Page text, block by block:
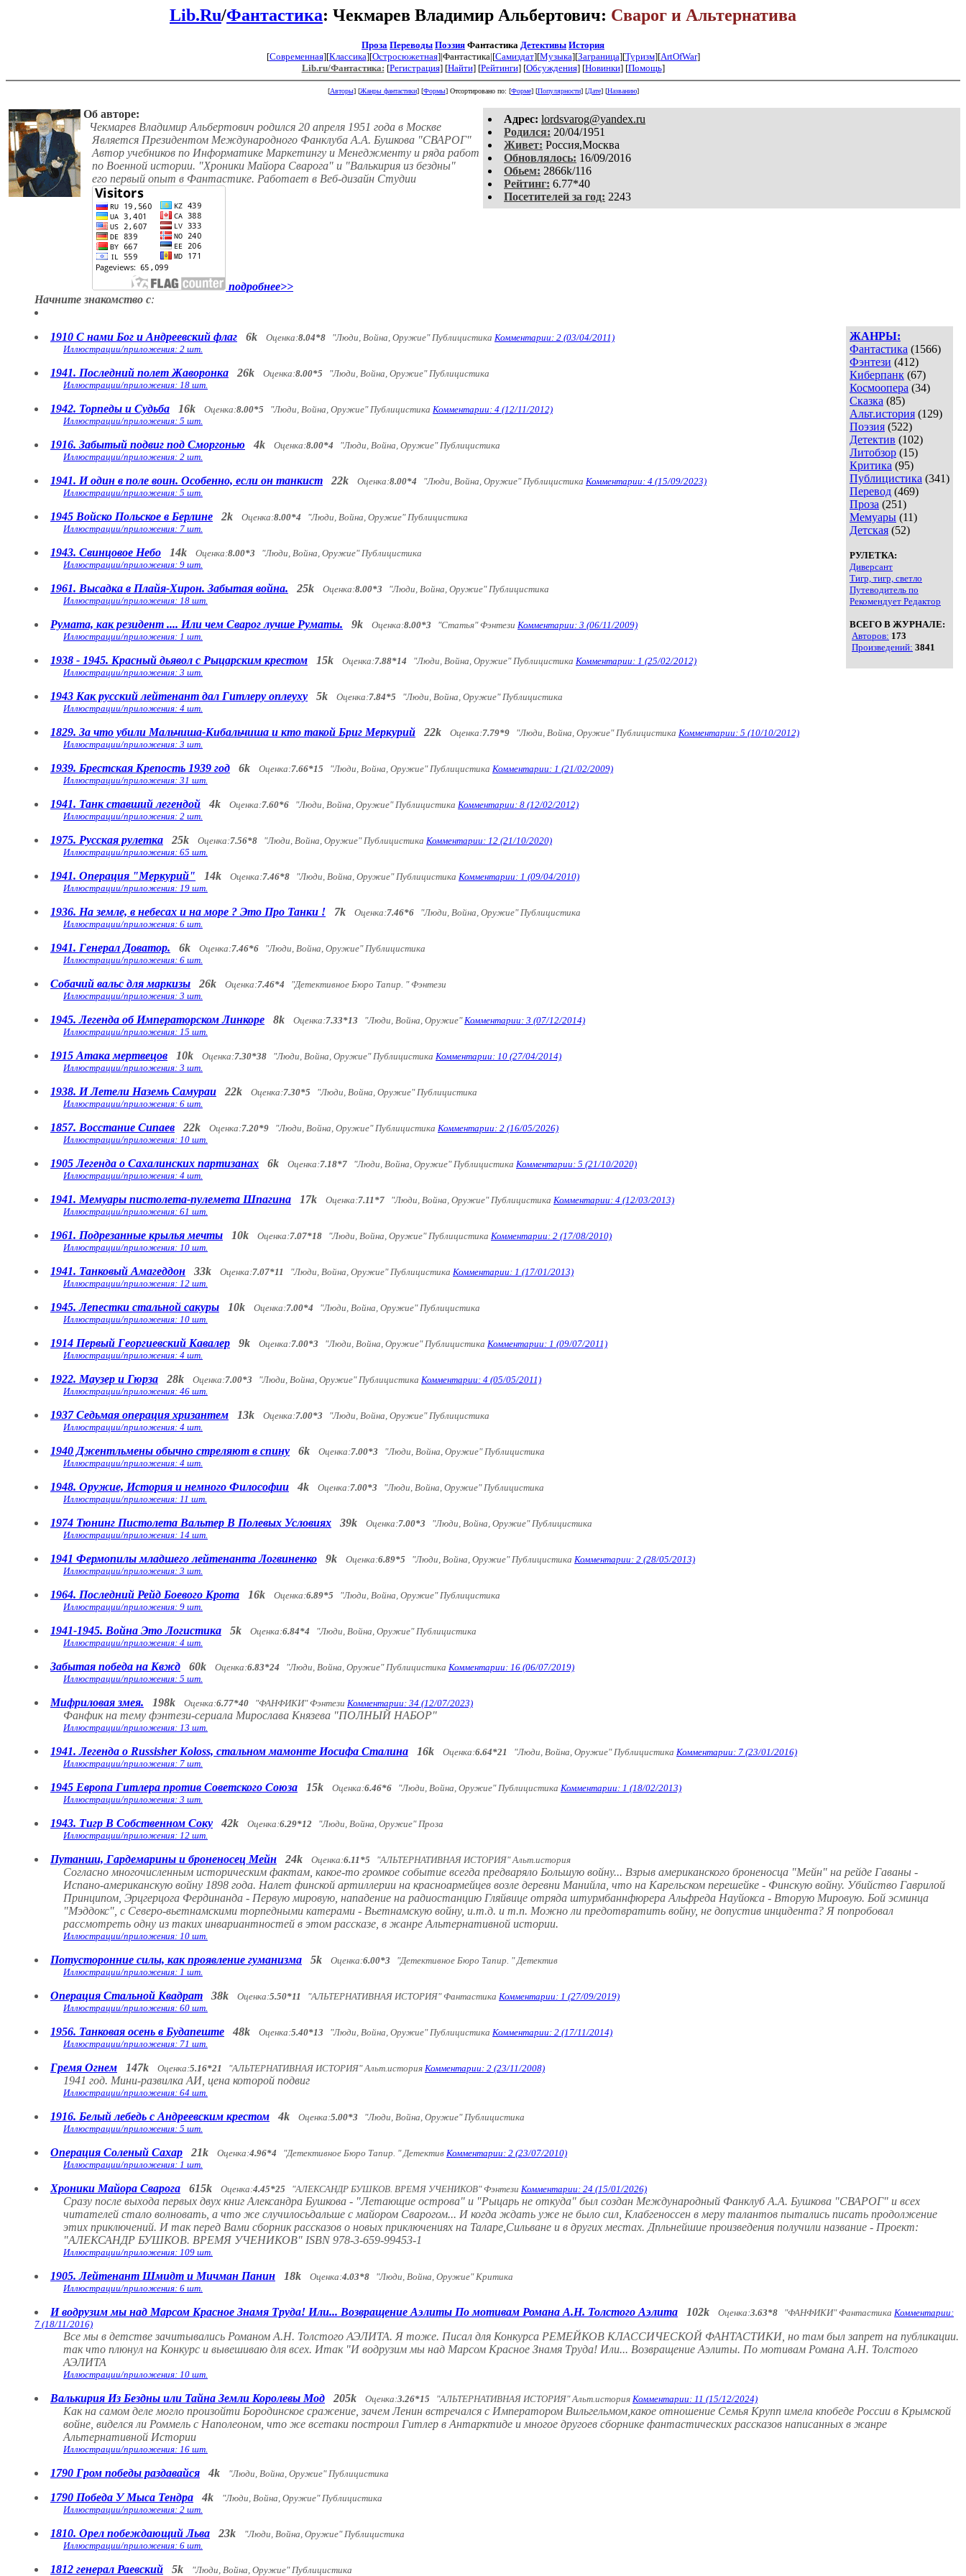
Lib.Ru/Фантастика: Чекмарев Владимир Альбертович: Сварог и Альтернатива
Проза Переводы Поэзия Фантастика Детективы История
[Современная][Классика][Остросюжетная]|Фантастика|[Самиздат][Музыка][Заграница][Туризм][ArtOfWar]
Lib.ru/Фантастика: [Регистрация] [Найти] [Рейтинги] [Обсуждения] [Новинки] [Помощь]
[Авторы] [Жанры фантастики] [Формы] Отсортировано по: [Форме] [Популярности] [Дате] [Названию]
Aдpeс: lordsvarog@yandex.ru
Родился: 20/04/1951
Живет: Россия,Москва
Обновлялось: 16/09/2016
Обьем: 2866k/116
Рейтинг: 6.77*40
Посетителей за год: 2243
Об авторе:
Чекмарев Владимир Альбертович родился 20 апреля 1951 года в Москве
Является Президентом Международного Фанклуба А.А. Бушкова "СВАРОГ"
Автор учебников по Информатике Маркетингу и Менеджменту и ряда работ
по Военной истории. "Хроники Майора Сварога" и "Валькирия из бездны"
его первый опыт в Фантастике. Работает в Веб-дизайн Студии
подробнее>>
Начните знакомство с:
ЖАНРЫ:
Фантастика (1566)
Фэнтези (412)
Киберпанк (67)
Космоопера (34)
Сказка (85)
Альт.история (129)
Поэзия (522)
Детектив (102)
Литобзор (15)
Критика (95)
Публицистика (341)
Перевод (469)
Проза (251)
Мемуары (11)
Детская (52)
РУЛЕТКА:
Диверсант
Тигр, тигр, светло
Путеводитель по
Рекомендует Редактор
ВСЕГО В ЖУРНАЛЕ:
Авторов: 173
Произведений: 3841
1910 С нами Бог и Андреевский флаг 6k Оценка:8.04*8 "Люди, Война, Оружие" Публицистика Комментарии: 2 (03/04/2011)
Иллюстрации/приложения: 2 шт.
1941. Последний полет Жаворонка 26k Оценка:8.00*5 "Люди, Война, Оружие" Публицистика
Иллюстрации/приложения: 18 шт.
1942. Торпеды и Судьба 16k Оценка:8.00*5 "Люди, Война, Оружие" Публицистика Комментарии: 4 (12/11/2012)
Иллюстрации/приложения: 5 шт.
1916. Забытый подвиг под Сморгонью 4k Оценка:8.00*4 "Люди, Война, Оружие" Публицистика
Иллюстрации/приложения: 2 шт.
1941. И один в поле воин. Особенно, если он танкист 22k Оценка:8.00*4 "Люди, Война, Оружие" Публицистика Комментарии: 4 (15/09/2023)
Иллюстрации/приложения: 5 шт.
1945 Войско Польское в Берлине 2k Оценка:8.00*4 "Люди, Война, Оружие" Публицистика
Иллюстрации/приложения: 7 шт.
1943. Свинцовое Небо 14k Оценка:8.00*3 "Люди, Война, Оружие" Публицистика
Иллюстрации/приложения: 9 шт.
1961. Высадка в Плайя-Хирон. Забытая война. 25k Оценка:8.00*3 "Люди, Война, Оружие" Публицистика
Иллюстрации/приложения: 18 шт.
Румата, как резидент .... Или чем Сварог лучше Руматы. 9k Оценка:8.00*3 "Статья" Фэнтези Комментарии: 3 (06/11/2009)
Иллюстрации/приложения: 1 шт.
1938 - 1945. Красный дьявол с Рыцарским крестом 15k Оценка:7.88*14 "Люди, Война, Оружие" Публицистика Комментарии: 1 (25/02/2012)
Иллюстрации/приложения: 3 шт.
1943 Как русский лейтенант дал Гитлеру оплеуху 5k Оценка:7.84*5 "Люди, Война, Оружие" Публицистика
Иллюстрации/приложения: 4 шт.
1829. За что убили Мальчиша-Кибальчиша и кто такой Бриг Меркурий 22k Оценка:7.79*9 "Люди, Война, Оружие" Публицистика Комментарии: 5 (10/10/2012)
Иллюстрации/приложения: 3 шт.
1939. Брестская Крепость 1939 год 6k Оценка:7.66*15 "Люди, Война, Оружие" Публицистика Комментарии: 1 (21/02/2009)
Иллюстрации/приложения: 31 шт.
1941. Танк ставший легендой 4k Оценка:7.60*6 "Люди, Война, Оружие" Публицистика Комментарии: 8 (12/02/2012)
Иллюстрации/приложения: 2 шт.
1975. Русская рулетка 25k Оценка:7.56*8 "Люди, Война, Оружие" Публицистика Комментарии: 12 (21/10/2020)
Иллюстрации/приложения: 65 шт.
1941. Операция "Меркурий" 14k Оценка:7.46*8 "Люди, Война, Оружие" Публицистика Комментарии: 1 (09/04/2010)
Иллюстрации/приложения: 19 шт.
1936. На земле, в небесах и на море ? Это Про Танки ! 7k Оценка:7.46*6 "Люди, Война, Оружие" Публицистика
Иллюстрации/приложения: 6 шт.
1941. Генерал Доватор. 6k Оценка:7.46*6 "Люди, Война, Оружие" Публицистика
Иллюстрации/приложения: 6 шт.
Собачий вальс для маркизы 26k Оценка:7.46*4 "Детективное Бюро Тапир. " Фэнтези
Иллюстрации/приложения: 3 шт.
1945. Легенда об Императорском Линкоре 8k Оценка:7.33*13 "Люди, Война, Оружие" Комментарии: 3 (07/12/2014)
Иллюстрации/приложения: 15 шт.
1915 Атака мертвецов 10k Оценка:7.30*38 "Люди, Война, Оружие" Публицистика Комментарии: 10 (27/04/2014)
Иллюстрации/приложения: 3 шт.
1938. И Летели Наземь Самураи 22k Оценка:7.30*5 "Люди, Война, Оружие" Публицистика
Иллюстрации/приложения: 6 шт.
1857. Восстание Сипаев 22k Оценка:7.20*9 "Люди, Война, Оружие" Публицистика Комментарии: 2 (16/05/2026)
Иллюстрации/приложения: 10 шт.
1905 Легенда о Сахалинских партизанах 6k Оценка:7.18*7 "Люди, Война, Оружие" Публицистика Комментарии: 5 (21/10/2020)
Иллюстрации/приложения: 4 шт.
1941. Мемуары пистолета-пулемета Шпагина 17k Оценка:7.11*7 "Люди, Война, Оружие" Публицистика Комментарии: 4 (12/03/2013)
Иллюстрации/приложения: 61 шт.
1961. Подрезанные крылья мечты 10k Оценка:7.07*18 "Люди, Война, Оружие" Публицистика Комментарии: 2 (17/08/2010)
Иллюстрации/приложения: 10 шт.
1941. Танковый Амагеддон 33k Оценка:7.07*11 "Люди, Война, Оружие" Публицистика Комментарии: 1 (17/01/2013)
Иллюстрации/приложения: 12 шт.
1945. Лепестки стальной сакуры 10k Оценка:7.00*4 "Люди, Война, Оружие" Публицистика
Иллюстрации/приложения: 10 шт.
1914 Первый Георгиевский Кавалер 9k Оценка:7.00*3 "Люди, Война, Оружие" Публицистика Комментарии: 1 (09/07/2011)
Иллюстрации/приложения: 4 шт.
1922. Маузер и Гюрза 28k Оценка:7.00*3 "Люди, Война, Оружие" Публицистика Комментарии: 4 (05/05/2011)
Иллюстрации/приложения: 46 шт.
1937 Седьмая операция хризантем 13k Оценка:7.00*3 "Люди, Война, Оружие" Публицистика
Иллюстрации/приложения: 4 шт.
1940 Джентльмены обычно стреляют в спину 6k Оценка:7.00*3 "Люди, Война, Оружие" Публицистика
Иллюстрации/приложения: 4 шт.
1948. Оружие, История и немного Философии 4k Оценка:7.00*3 "Люди, Война, Оружие" Публицистика
Иллюстрации/приложения: 11 шт.
1974 Тюнинг Пистолета Вальтер В Полевых Условиях 39k Оценка:7.00*3 "Люди, Война, Оружие" Публицистика
Иллюстрации/приложения: 14 шт.
1941 Фермопилы младшего лейтенанта Логвиненко 9k Оценка:6.89*5 "Люди, Война, Оружие" Публицистика Комментарии: 2 (28/05/2013)
Иллюстрации/приложения: 3 шт.
1964. Последний Рейд Боевого Крота 16k Оценка:6.89*5 "Люди, Война, Оружие" Публицистика
Иллюстрации/приложения: 9 шт.
1941-1945. Война Это Логистика 5k Оценка:6.84*4 "Люди, Война, Оружие" Публицистика
Иллюстрации/приложения: 4 шт.
Забытая победа на Квжд 60k Оценка:6.83*24 "Люди, Война, Оружие" Публицистика Комментарии: 16 (06/07/2019)
Иллюстрации/приложения: 5 шт.
Мифриловая змея. 198k Оценка:6.77*40 "ФАНФИКИ" Фэнтези Комментарии: 34 (12/07/2023)
Фанфик на тему фэнтези-сериала Мирослава Князева "ПОЛНЫЙ НАБОР"
Иллюстрации/приложения: 13 шт.
1941. Легенда о Russisher Koloss, стальном мамонте Иосифа Сталина 16k Оценка:6.64*21 "Люди, Война, Оружие" Публицистика Комментарии: 7 (23/01/2016)
Иллюстрации/приложения: 7 шт.
1945 Европа Гитлера против Советского Союза 15k Оценка:6.46*6 "Люди, Война, Оружие" Публицистика Комментарии: 1 (18/02/2013)
Иллюстрации/приложения: 3 шт.
1943. Тигр В Собственном Соку 42k Оценка:6.29*12 "Люди, Война, Оружие" Проза
Иллюстрации/приложения: 12 шт.
Путанши, Гардемарины и броненосец Мейн 24k Оценка:6.11*5 "АЛЬТЕРНАТИВНАЯ ИСТОРИЯ" Альт.история
Согласно многочисленным историческим фактам, какое-то громкое событие всегда предваряло Большую войну... Взрыв американского броненосца "Мейн" на рейде Гаваны -
Испано-американскую войну 1898 года. Налет финской артиллерии на красноармейцев возле деревни Манийла, что на Карельском перешейке - Финскую войну. Убийство Гаврилой
Принципом, Эрцгерцога Фердинанда - Первую мировую, нападение на радиостанцию Гляйвице отряда штурмбаннфюрера Альфреда Науйокса - Вторую Мировую. Бой эсминца
"Мэддокс", с Северо-вьетнамскими торпедными катерами - Вьетнамскую войну, и.т.д. и т.п. Можно ли предотвратить войну, не допустив инцидента? Я попробовал
рассмотреть одну из таких инвариантностей в этом рассказе, в жанре Альтернативной истории.
Иллюстрации/приложения: 10 шт.
Потусторонние силы, как проявление гуманизма 5k Оценка:6.00*3 "Детективное Бюро Тапир. " Детектив
Иллюстрации/приложения: 1 шт.
Операция Стальной Квадрат 38k Оценка:5.50*11 "АЛЬТЕРНАТИВНАЯ ИСТОРИЯ" Фантастика Комментарии: 1 (27/09/2019)
Иллюстрации/приложения: 60 шт.
1956. Танковая осень в Будапеште 48k Оценка:5.40*13 "Люди, Война, Оружие" Публицистика Комментарии: 2 (17/11/2014)
Иллюстрации/приложения: 71 шт.
Гремя Огнем 147k Оценка:5.16*21 "АЛЬТЕРНАТИВНАЯ ИСТОРИЯ" Альт.история Комментарии: 2 (23/11/2008)
1941 год. Мини-развилка АИ, цена которой подвиг
Иллюстрации/приложения: 64 шт.
1916. Белый лебедь с Андреевским крестом 4k Оценка:5.00*3 "Люди, Война, Оружие" Публицистика
Иллюстрации/приложения: 5 шт.
Операция Соленый Сахар 21k Оценка:4.96*4 "Детективное Бюро Тапир. " Детектив Комментарии: 2 (23/07/2010)
Иллюстрации/приложения: 1 шт.
Хроники Майора Сварога 615k Оценка:4.45*25 "АЛЕКСАНДР БУШКОВ. ВРЕМЯ УЧЕНИКОВ" Фэнтези Комментарии: 24 (15/01/2026)
Сразу после выхода первых двух книг Александра Бушкова - "Летающие острова" и "Рыцарь не откуда" был создан Международный Фанклуб А.А. Бушкова "СВАРОГ" и всех
читателей стало волновать, а что же случилосьдальше с майором Сварогом... И когда ждать уже не было сил, Клабгеноссен в меру талантов пытались писать продолжение
этих приключений. И так перед Вами сборник рассказов о новых приключениях на Таларе,Сильване и в других местах. Дпльнейшие произведения получили название - Проект:
"АЛЕКСАНДР БУШКОВ. ВРЕМЯ УЧЕНИКОВ" ISBN 978-3-659-99453-1
Иллюстрации/приложения: 109 шт.
1905. Лейтенант Шмидт и Мичман Панин 18k Оценка:4.03*8 "Люди, Война, Оружие" Критика
Иллюстрации/приложения: 6 шт.
И водрузим мы над Марсом Красное Знамя Труда! Или... Возвращение Аэлиты По мотивам Романа А.Н. Толстого Аэлита 102k Оценка:3.63*8 "ФАНФИКИ" Фантастика Комментарии:
7 (18/11/2016)
Все мы в детстве зачитывались Романом А.Н. Толстого АЭЛИТА. Я тоже. Писал для Конкурса РЕМЕЙКОВ КЛАССИЧЕСКОЙ ФАНТАСТИКИ, но там был запрет на публикации.
так что плюнул на Конкурс и вывешиваю для всех. Итак "И водрузим мы над Марсом Красное Знамя Труда! Или... Возвращение Аэлиты. По мотивам Романа А.Н. Толстого
АЭЛИТА
Иллюстрации/приложения: 10 шт.
Валькирия Из Бездны или Тайна Земли Королевы Мод 205k Оценка:3.26*15 "АЛЬТЕРНАТИВНАЯ ИСТОРИЯ" Альт.история Комментарии: 11 (15/12/2024)
Как на самом деле могло произойти Бородинское сражение, зачем Ленин встречался с Императором Вильгельмом,какое отношение Семья Крупп имела кпобеде России в Крымской
войне, виделся ли Роммель с Наполеоном, что же всетаки построил Гитлер в Антарктиде и многое другоев сборнике фантастических рассказов написанных в жанре
Альтернативной Истории
Иллюстрации/приложения: 16 шт.
1790 Гром победы раздавайся 4k "Люди, Война, Оружие" Публицистика
1790 Победа У Мыса Тендра 4k
"Люди, Война, Оружие" Публицистика
Иллюстрации/приложения: 2 шт.
1810. Орел побеждающий Льва 23k
"Люди, Война, Оружие" Публицистика
Иллюстрации/приложения: 6 шт.
1812 генерал Раевский 5k
"Люди, Война, Оружие" Публицистика